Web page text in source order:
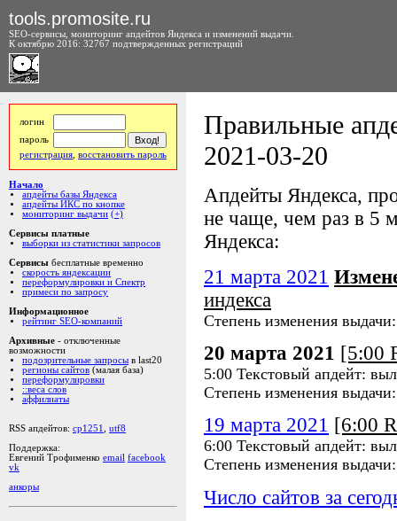
tools.promosite.ru
SEO-сервисы, мониторинг апдейтов Яндекса и изменений выдачи.
К октябрю 2016: 32767 подтвержденных регистраций
логин
пароль
регистрация восстановить пароль
Начало
апдейты базы Яндекса
апдейты ИКС по кнопке
мониторинг выдачи (+)
Сервисы платные
выборки из статистики запросов
Сервисы бесплатные временно
скорость яндексации
переформулировки и Спектр
примеси по запросу
Информационное
рейтинг SEO-компаний
Архивные - отключенные
возможности
подозрительные запросы в last20
регионы сайтов (малая база)
переформулировки
::веса слов
аффилиаты
RSS апдейтов: cp1251
utf8
Поддержка:
Евгений Трофименко email facebook
vk
анкоры
Правильные
2021-03-20
Апдейты Яндекса,
не чаще, чем раз в 5
Яндекса:
21 марта 2021
индекса
Степень изменения
20 марта 2021 [5:00
5:00 Текстовый апдейт:
Степень изменения
19 марта 2021 [6:00
6:00 Текстовый апдейт:
Степень изменения
Число сайтов за